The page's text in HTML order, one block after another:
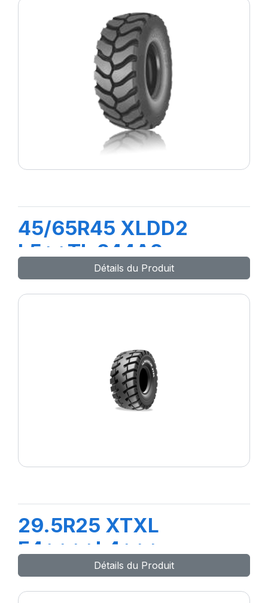
45/65R45 XLDD2
L5**TL 244A2
Détails du Produit
29.5R25 XTXL
E4****L4***
Détails du Produit